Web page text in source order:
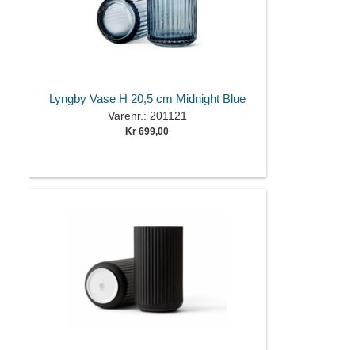
Lyngby Vase H 20,5 cm Midnight Blue
Varenr.: 201121
Kr 699,00